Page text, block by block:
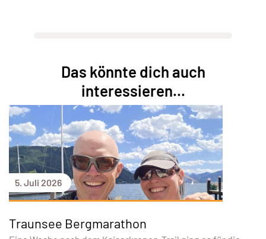
Das könnte dich auch
interessieren...
5. Juli 2026
Traunsee Bergmarathon